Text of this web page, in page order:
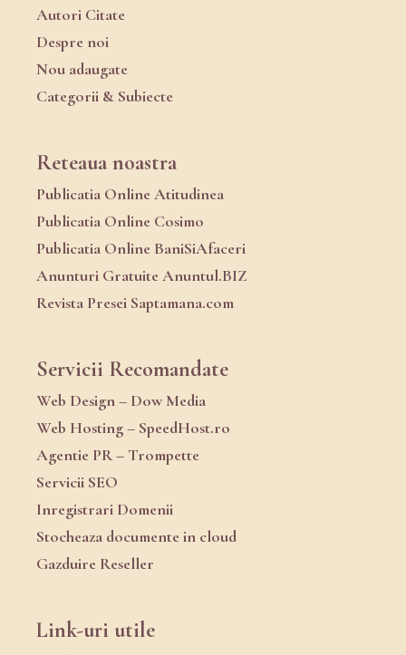
Autori Citate
Despre noi
Nou adaugate
Categorii & Subiecte
Reteaua noastra
Publicatia Online Atitudinea
Publicatia Online Cosimo
Publicatia Online BaniSiAfaceri
Anunturi Gratuite Anuntul.BIZ
Revista Presei Saptamana.com
Servicii Recomandate
Web Design – Dow Media
Web Hosting – SpeedHost.ro
Agentie PR – Trompette
Servicii SEO
Inregistrari Domenii
Stocheaza documente in cloud
Gazduire Reseller
Link-uri utile